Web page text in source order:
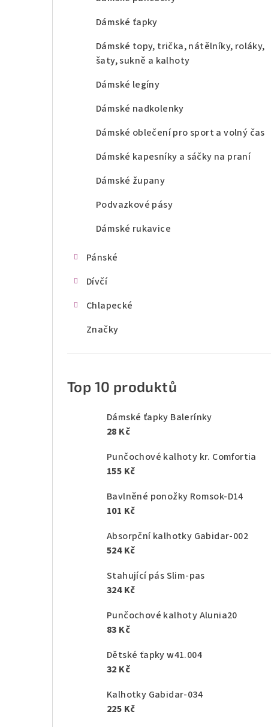
Dámské ťapky
Dámské topy, trička, nátělníky, roláky,
šaty, sukně a kalhoty
Dámské legíny
Dámské nadkolenky
Dámské oblečení pro sport a volný čas
Dámské kapesníky a sáčky na praní
Dámské župany
Podvazkové pásy
Dámské rukavice
Pánské
Dívčí
Chlapecké
Značky
Top 10 produktů
Dámské ťapky Balerínky
28 Kč
Punčochové kalhoty kr. Comfortia
155 Kč
Bavlněné ponožky Romsok-D14
101 Kč
Absorpční kalhotky Gabidar-002
524 Kč
Stahující pás Slim-pas
324 Kč
Punčochové kalhoty Alunia20
83 Kč
Dětské ťapky w41.004
32 Kč
Kalhotky Gabidar-034
225 Kč